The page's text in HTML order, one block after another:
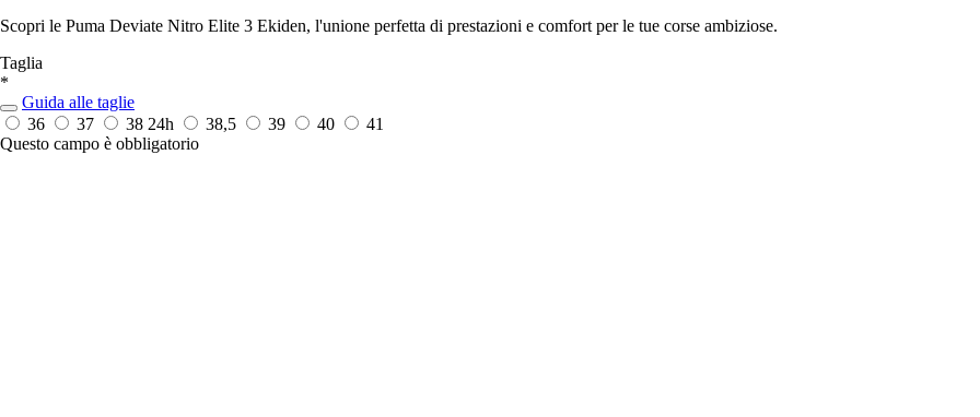
Scopri le Puma Deviate Nitro Elite 3 Ekiden, l'unione perfetta di prestazioni e comfort per le tue corse ambiziose.
Taglia
*
Guida alle taglie
36
37 38 24h 38,5 39 40
41
Questo campo è obbligatorio